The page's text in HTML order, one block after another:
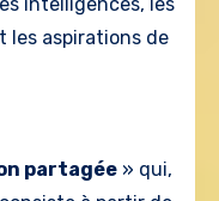
intelligences, les
les aspirations de
partagée» qui,